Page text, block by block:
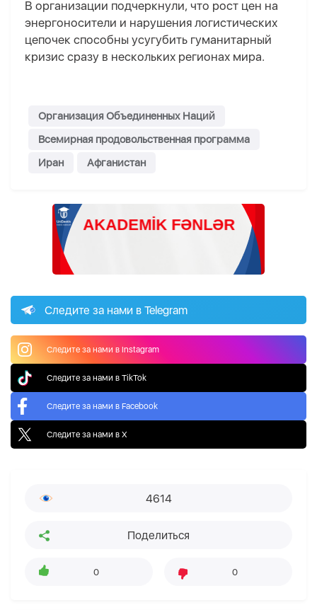
В организации подчеркнули, что рост цен на
энергоносители и нарушения логистических
цепочек способны усугубить гуманитарный
кризис сразу в нескольких регионах мира.
Организация Объединенных Наций
Всемирная продовольственная программа
Иран
Афганистан
Следите за нами в Telegram
Следите за нами в Instagram
Следите за нами в TikTok
Следите за нами в Facebook
Следите за нами в X
4614
Поделиться
0 0